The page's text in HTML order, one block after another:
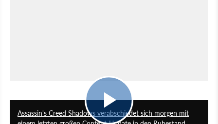
Assassin's Creed Shadows verabschiedet sich morgen mit